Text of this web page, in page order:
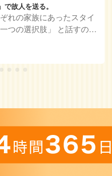
故人を送る。
れの家族にあったスタイ
つの選択肢」 と話すの…